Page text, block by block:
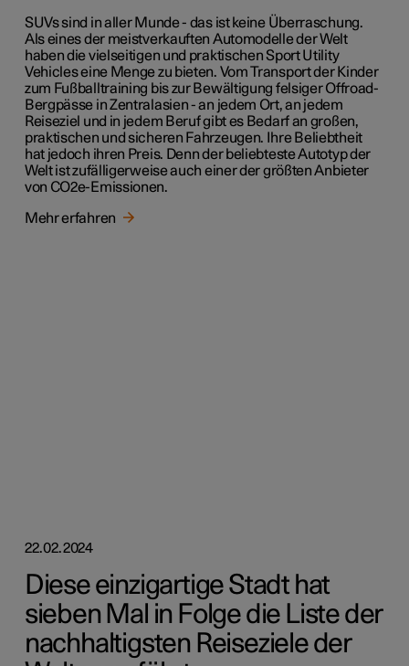
SUVs sind in aller Munde - das ist keine Überraschung.
Als eines der meistverkauften Automodelle der Welt
haben die vielseitigen und praktischen Sport Utility
Vehicles eine Menge zu bieten. Vom Transport der Kinder
zum Fußballtraining bis zur Bewältigung felsiger Offroad-
Bergpässe in Zentralasien - an jedem Ort, an jedem
Reiseziel und in jedem Beruf gibt es Bedarf an großen,
praktischen und sicheren Fahrzeugen. Ihre Beliebtheit
hat jedoch ihren Preis. Denn der beliebteste Autotyp der
Welt ist zufälligerweise auch einer der größten Anbieter
von CO2e-Emissionen.
Mehr erfahren
22.02.2024
Diese einzigartige Stadt hat
sieben Mal in Folge die Liste der
nachhaltigsten Reiseziele der